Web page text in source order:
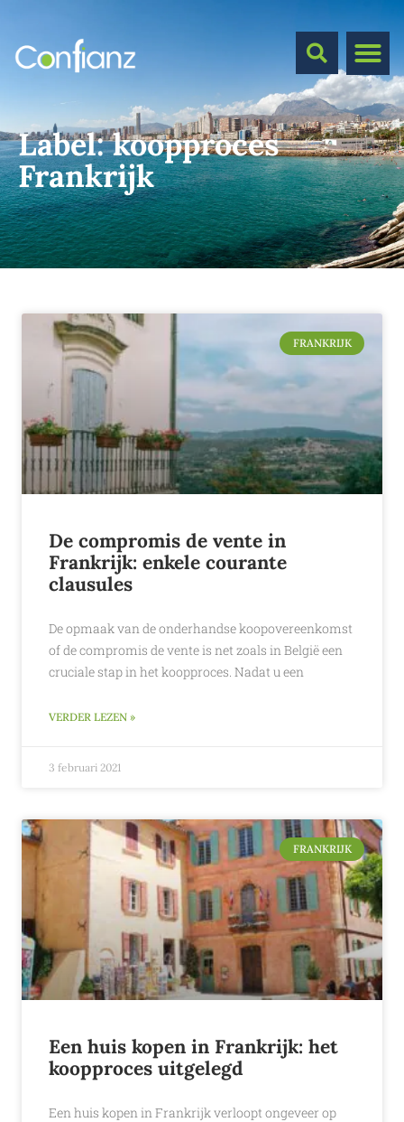
Label:koopproces
Frankrijk
FRANKRIJK
De compromis de vente in
Frankrijk: enkele courante
clausules
De opmaak van de onderhandse koopovereenkomst
of de compromis de vente is net zoals in België een
cruciale stap in het koopproces. Nadat u een
VERDER LEZEN »
3 februari 2021
FRANKRIJK
Een huis kopen in Frankrijk: het
koopproces uitgelegd
Een huis kopen in Frankrijk verloopt ongeveer op